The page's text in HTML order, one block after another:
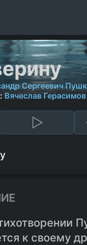
Сергеевич
Вячеслав Герасимов
к своему